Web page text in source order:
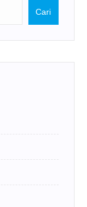
Cari